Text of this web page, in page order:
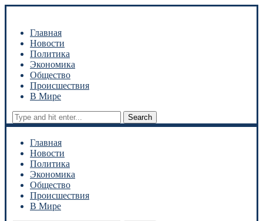
Главная
Новости
Политика
Экономика
Общество
Происшествия
В Мире
Search
Главная
Новости
Политика
Экономика
Общество
Происшествия
В Мире